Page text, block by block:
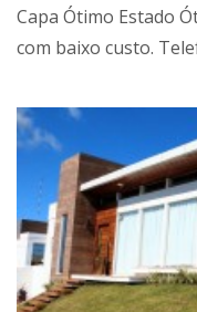
Capa Ótimo Estado
com baixo custo.